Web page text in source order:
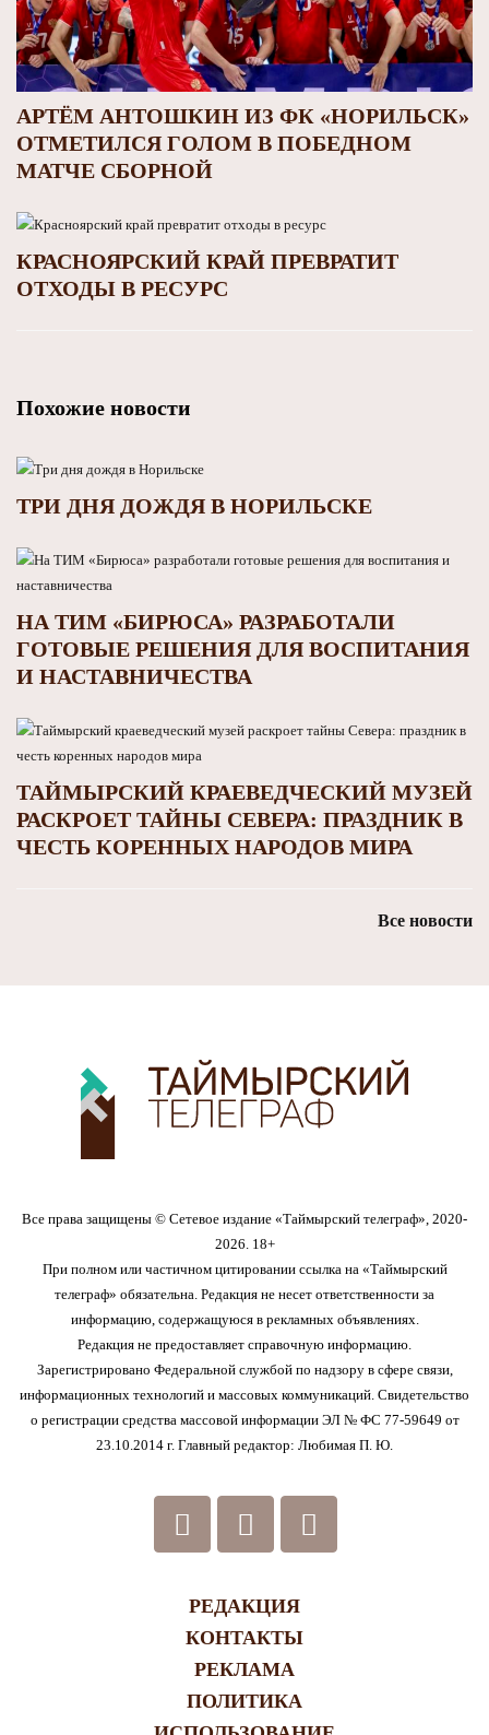
АРТЁМ АНТОШКИН ИЗ ФК «НОРИЛЬСК»
ОТМЕТИЛСЯ ГОЛОМ В ПОБЕДНОМ
МАТЧЕ СБОРНОЙ
КРАСНОЯРСКИЙ КРАЙ ПРЕВРАТИТ
ОТХОДЫ В РЕСУРС
Похожие новости
ТРИ ДНЯ ДОЖДЯ В НОРИЛЬСКЕ
НА ТИМ «БИРЮСА» РАЗРАБОТАЛИ
ГОТОВЫЕ РЕШЕНИЯ ДЛЯ ВОСПИТАНИЯ
И НАСТАВНИЧЕСТВА
ТАЙМЫРСКИЙ КРАЕВЕДЧЕСКИЙ МУЗЕЙ
РАСКРОЕТ ТАЙНЫ СЕВЕРА: ПРАЗДНИК В
ЧЕСТЬ КОРЕННЫХ НАРОДОВ МИРА
Все новости
Все права защищены © Сетевое издание «Таймырский телеграф», 2020-
2026. 18+
При полном или частичном цитировании ссылка на «Таймырский
телеграф» обязательна. Редакция не несет ответственности за
информацию, содержащуюся в рекламных объявлениях.
Редакция не предоставляет справочную информацию.
Зарегистрировано Федеральной службой по надзору в сфере связи,
информационных технологий и массовых коммуникаций. Свидетельство
о регистрации средства массовой информации ЭЛ № ФС 77-59649 от
23.10.2014 г. Главный редактор: Любимая П. Ю.
РЕДАКЦИЯ
КОНТАКТЫ
РЕКЛАМА
ПОЛИТИКА